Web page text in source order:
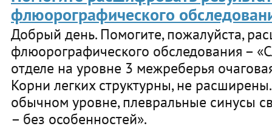
флюорографического
Добрый день. Помогите, пожалуйста,
флюорографического обследования –
отделе на уровне 3 межреберья
Корни легких структурны, не
обычном уровне, плевральные синусы
– без особенностей».